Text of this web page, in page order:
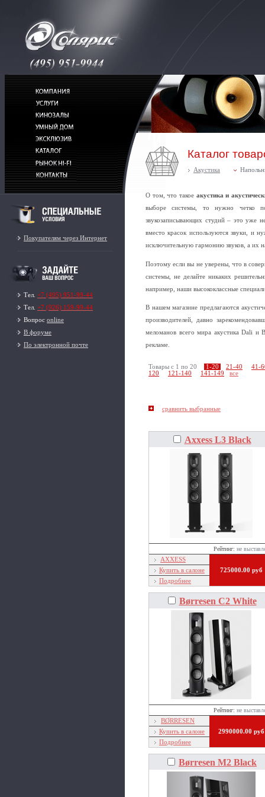
Покупателям через Интернет
Тел. +7 (495) 951-99-44
Тел. +7 (926) 159-99-44
Вопрос online
В форуме
По электронной почте
Каталог
Акустика
О том, что такое акустика и
выборе системы, то нужно четко
звукозаписывающих студий – это уже
вместо красок используются звуки, и
исключительную гармонию звуков, а их
Поэтому если вы не уверены, что в
системы, не делайте никаких
например, наши высококлассные
В нашем магазине предлагаются
производителей, давно
меломанов всего мира акустика Dali и
рекламе.
Товары c 1 по 20 1-20 21-40
41-
120
121-140 141-149 все
Axxess L3 Black
Рейтинг: не
AXXESS
725000.00 руб
Купить в салоне
Подробнее
Børresen C2 White
Рейтинг: не
BØRRESEN
2990000.00 руб
Купить в салоне
Подробнее
Børresen M2 Black